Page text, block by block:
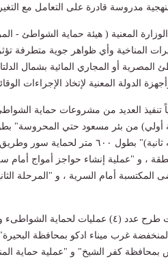
مدروسة قادرة على التعامل مع
المعنية ( هيئة حماية الشواطئ -
المناخية وأي ظواهر جوية متطرفة
المصرية أو المجاري المائية بشمال
الدولة المعنية لإتخاذ الإجراءات
تنفيذ العديد من مشروعات حماية
ساحل الإسكندرية (مرحله ثانية)" بطول
، و "عملية إنشاء حواجز أمواج أمام
المكتسبة أمام السرية ، و "المرحلة
كما تم الإنتهاء من اجراءات طرح عدد (٤)
غرب ميناء ادكو بمحافظة
كفر الشيخ" و "عملية حماية